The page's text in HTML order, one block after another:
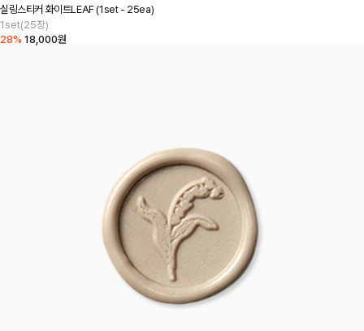
실링스티커 화이트LEAF (1set - 25ea)
1set(25장)
28% 18,000원